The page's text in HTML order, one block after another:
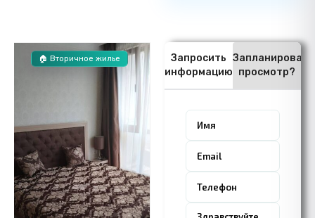
🏠 Вторичное жилье
Запросить
информацию
Запланировать
просмотр?